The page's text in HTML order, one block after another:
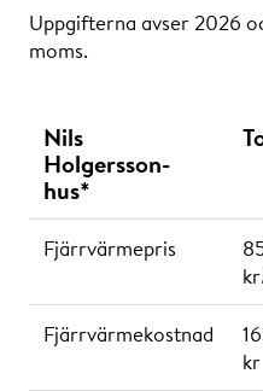
Effektkostnad: (80 kW
Effektivitetskostnad:
25 MWh = -875 kr
Total fjärrvärmekostnad
875 = 17 601 kr.
Priserna är framtagna i
Uppgifterna avser 2026
moms.
Nils
Holgersson-
hus*
Fjärrvärmepris
Fjärrvärmekostnad
kr